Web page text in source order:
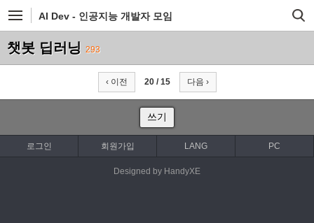
AI Dev - 인공지능 개발자 모임
챗봇 딥러닝 293
‹ 이전 20 / 15 다음 ›
쓰기
로그인 회원가입 LANG PC
Designed by HandyXE